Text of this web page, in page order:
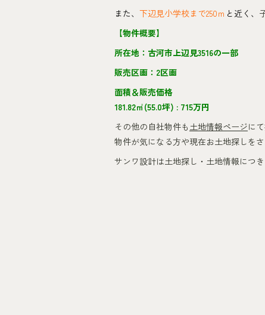
また、 下辺見小学校まで250ｍ と近く、
【物件概要】
所在地：古河市上辺見3516の一部
販売区画：2区画
面積＆販売価格
181.82㎡(55.0坪) : 715万円
その他の自社物件も 土地情報ページに
物件が気になる方や現在お土地探しを
サンワ設計は土地探し・土地情報につ